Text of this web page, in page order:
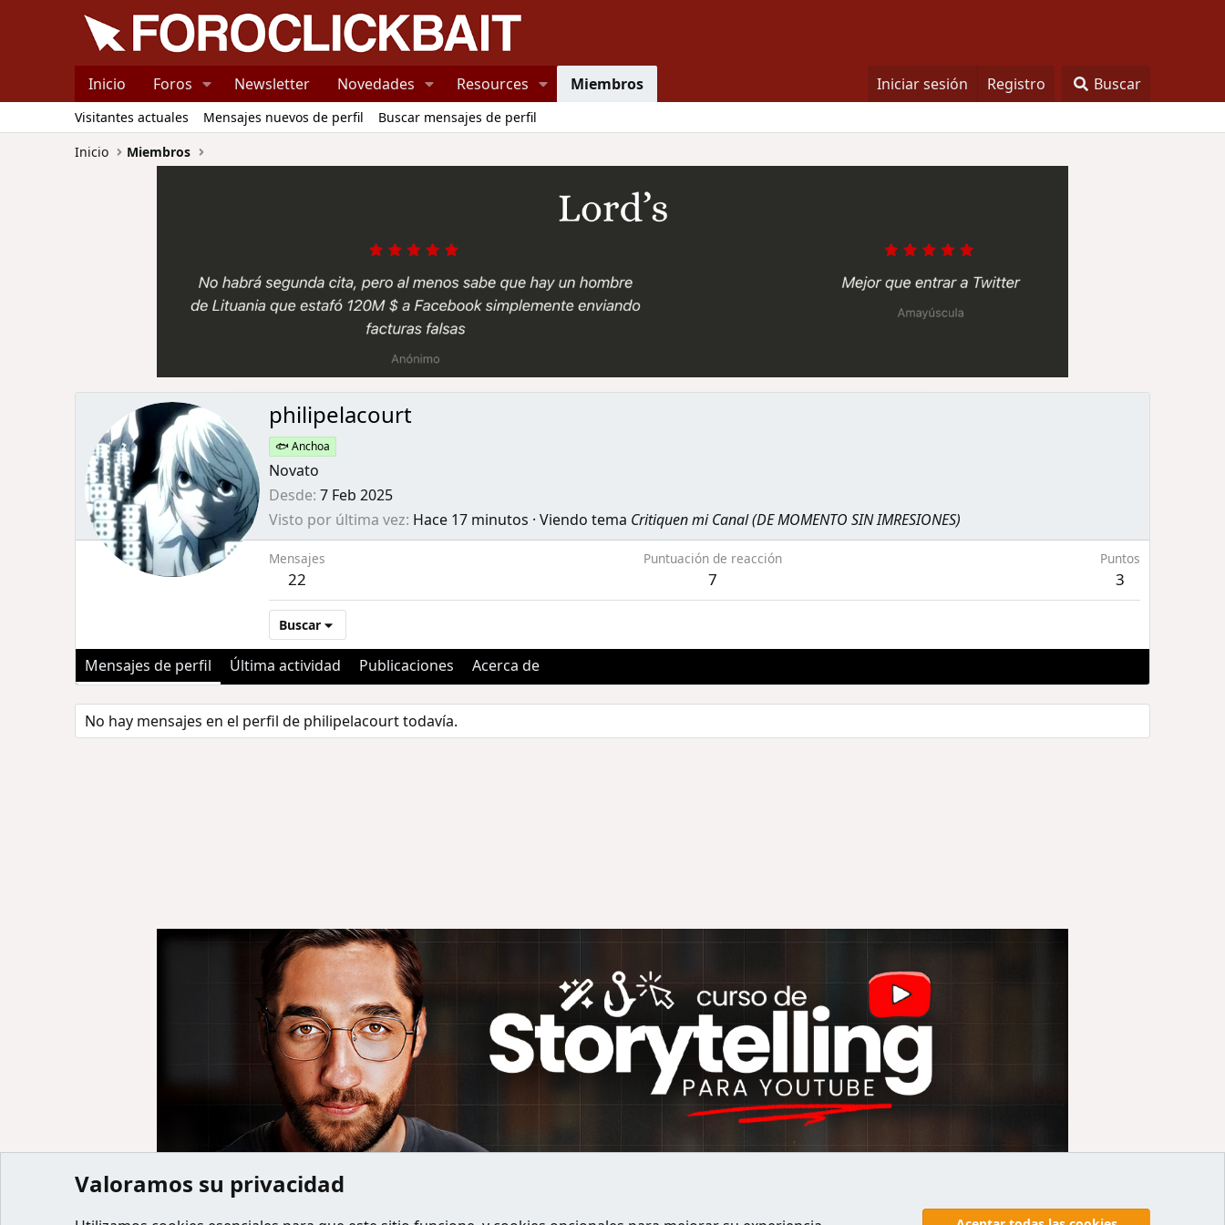
Inicio Foros Newsletter Novedades Resources Miembros Iniciar sesión Registro Buscar
Visitantes actuales Mensajes nuevos de perfil
Buscar mensajes de perfil
Inicio
Miembros
philipelacourt
🐟 Anchoa
Novato
Desde 7 Feb 2025
Visto por última vez Hace 17 minutos · Viendo tema Critiquen mi Canal (DE MOMENTO SIN IMRESIONES)
Mensajes
22
Puntuación de reacción
7
Puntos
3
Buscar
Mensajes de perfil Última actividad Publicaciones Acerca de
No hay mensajes en el perfil de philipelacourt todavía.
Inicio Miembros
Valoramos su privacidad